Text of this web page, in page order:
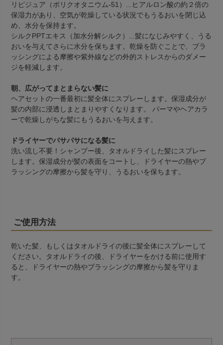
リピジュア（ポリクオタニウム-51） ...ヒアルロン酸の約２倍の
保湿力があり、空気が乾燥している状況でもうるおいを閉じ込
め、水分を保持ます。
シルクPPTエキス（加水分解シルク） ...髪になじみやすく、うる
おいを与えてさらに水分を保ちます。乾燥を防ぐことで、ブラ
ッシングによる摩擦や紫外線などの外的ストレスからのダメー
ジを軽減します。
朝、広がってまとまらない髪に
ヘアセットの一番最初に髪全体にスプレーします。保湿成分が
髪の内部に浸透しまとまりやすくなります。 パーマやヘアカラ
ーで乾燥しがちな髪にもうるおいを与えます。
ドライヤーでパサパサになる髪に
洗い流し不要！シャンプー後、タオルドライした髪にスプレー
します。保湿成分が髪の表面をコートし、ドライヤーの熱やブ
ラッシングの摩擦から髪を守り、うるおいを保ちます。
ご使用方法
乾いた髪、もしくはタオルドライの後に髪全体にスプレーして
ください。タオルドライの後、ドライヤーをかける前に使用す
ると、ドライヤーの熱やブラッシングの摩擦から髪を守りま
す。